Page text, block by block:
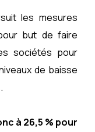
les mesures
but de faire
sociétés pour
de baisse
à 26,5 % pour